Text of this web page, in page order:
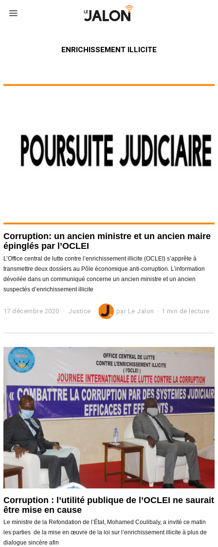
ENRICHISSEMENT ILLICITE
Corruption: un ancien ministre et un ancien maire
épinglés par l’OCLEI
L’Office central de lutte contre l’enrichissement illicite (OCLEI) s’apprête à
transmettre deux dossiers au Pôle économique anti-corruption. L’information
dévoilée dans un communiqué concerne un ancien ministre et un ancien
suspectés d’enrichissement illicite
17 décembre 2020
c
b
r
e
2
2
Justice par Le Jalon 1 min de lecture
Corruption : l’utilité publique de l’OCLEI ne saurait
être mise en cause
Le ministre de la Refondation de l’État, Mohamed Coulibaly, a invité ce matin
les parties de la mise en œuvre de la loi sur l’enrichissement illicite à plus de
dialogue sincère afin